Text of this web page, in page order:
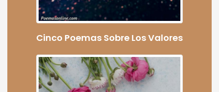
Cinco Poemas Sobre Los Valores